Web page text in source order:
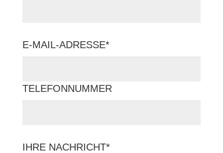
E-MAIL-ADRESSE*
TELEFONNUMMER
IHRE NACHRICHT*